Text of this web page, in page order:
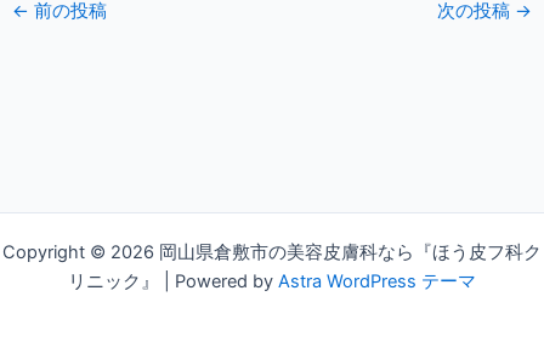
← 前の投稿 次の投稿 →
Copyright © 2026 岡山県倉敷市の美容皮膚科なら『ほう皮フ科ク
リニック』 | Powered by Astra WordPress テーマ